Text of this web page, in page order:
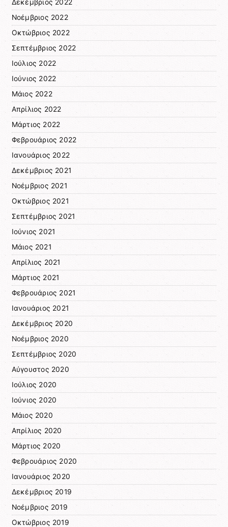
Δεκέμβριος 2022
Νοέμβριος 2022
Οκτώβριος 2022
Σεπτέμβριος 2022
Ιούλιος 2022
Ιούνιος 2022
Μάιος 2022
Απρίλιος 2022
Μάρτιος 2022
Φεβρουάριος 2022
Ιανουάριος 2022
Δεκέμβριος 2021
Νοέμβριος 2021
Οκτώβριος 2021
Σεπτέμβριος 2021
Ιούνιος 2021
Μάιος 2021
Απρίλιος 2021
Μάρτιος 2021
Φεβρουάριος 2021
Ιανουάριος 2021
Δεκέμβριος 2020
Νοέμβριος 2020
Σεπτέμβριος 2020
Αύγουστος 2020
Ιούλιος 2020
Ιούνιος 2020
Μάιος 2020
Απρίλιος 2020
Μάρτιος 2020
Φεβρουάριος 2020
Ιανουάριος 2020
Δεκέμβριος 2019
Νοέμβριος 2019
Οκτώβριος 2019